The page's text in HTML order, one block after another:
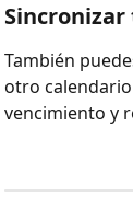
También
otro
vencimiento y